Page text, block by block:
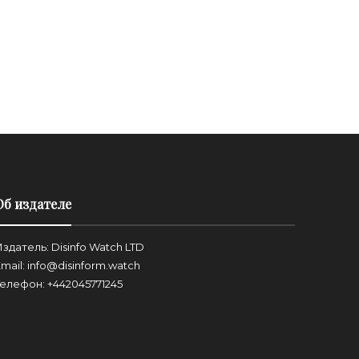
издателе
Disinfo Watch LTD
info@disinform.watch
+442045771245